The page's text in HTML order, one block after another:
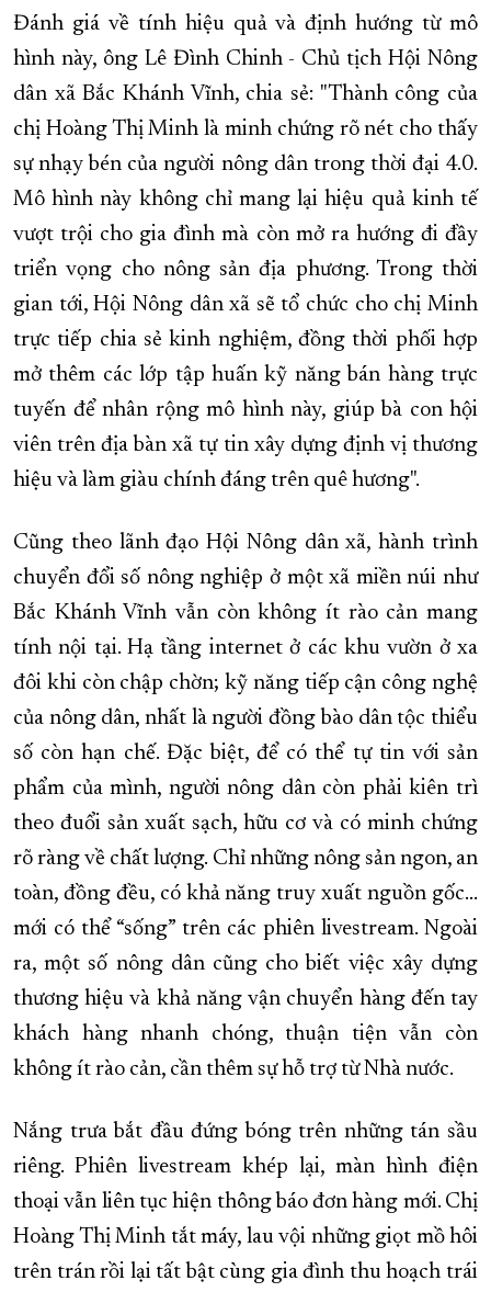
Đánh giá về tính hiệu quả và định hướng từ mô
hình này, ông Lê Đình Chinh - Chủ tịch Hội Nông
dân xã Bắc Khánh Vĩnh, chia sẻ: "Thành công của
chị Hoàng Thị Minh là minh chứng rõ nét cho thấy
sự nhạy bén của người nông dân trong thời đại 4.0.
Mô hình này không chỉ mang lại hiệu quả kinh tế
vượt trội cho gia đình mà còn mở ra hướng đi đầy
triển vọng cho nông sản địa phương. Trong thời
gian tới, Hội Nông dân xã sẽ tổ chức cho chị Minh
trực tiếp chia sẻ kinh nghiệm, đồng thời phối hợp
mở thêm các lớp tập huấn kỹ năng bán hàng trực
tuyến để nhân rộng mô hình này, giúp bà con hội
viên trên địa bàn xã tự tin xây dựng định vị thương
hiệu và làm giàu chính đáng trên quê hương".
Cũng theo lãnh đạo Hội Nông dân xã, hành trình
chuyển đổi số nông nghiệp ở một xã miền núi như
Bắc Khánh Vĩnh vẫn còn không ít rào cản mang
tính nội tại. Hạ tầng internet ở các khu vườn ở xa
đôi khi còn chập chờn; kỹ năng tiếp cận công nghệ
của nông dân, nhất là người đồng bào dân tộc thiểu
số còn hạn chế. Đặc biệt, để có thể tự tin với sản
phẩm của mình, người nông dân còn phải kiên trì
theo đuổi sản xuất sạch, hữu cơ và có minh chứng
rõ ràng về chất lượng. Chỉ những nông sản ngon, an
toàn, đồng đều, có khả năng truy xuất nguồn gốc…
mới có thể “sống” trên các phiên livestream. Ngoài
ra, một số nông dân cũng cho biết việc xây dựng
thương hiệu và khả năng vận chuyển hàng đến tay
khách hàng nhanh chóng, thuận tiện vẫn còn
không ít rào cản, cần thêm sự hỗ trợ từ Nhà nước.
Nắng trưa bắt đầu đứng bóng trên những tán sầu
riêng. Phiên livestream khép lại, màn hình điện
thoại vẫn liên tục hiện thông báo đơn hàng mới. Chị
Hoàng Thị Minh tắt máy, lau vội những giọt mồ hôi
trên trán rồi lại tất bật cùng gia đình thu hoạch trái